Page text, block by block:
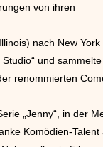
von ihren
nach New York
und
renommierten
„Jenny“, in der
Komödien-Talent